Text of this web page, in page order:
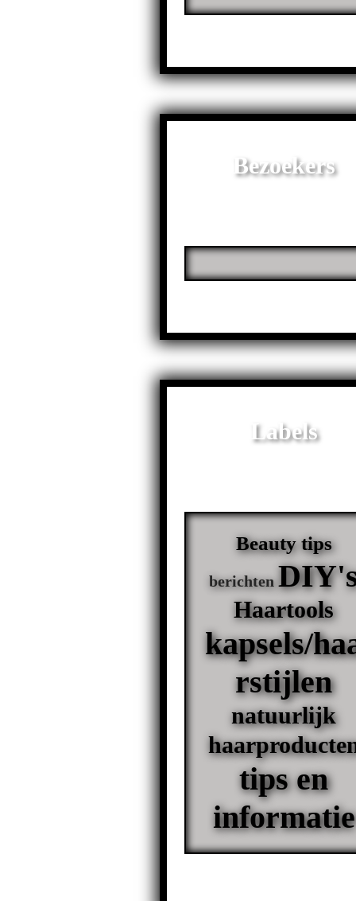
Bezoekers
Labels
Beauty tips
berichten
Haartools
kapsels/
rstijlen
natuurlijk
tips en
informatie